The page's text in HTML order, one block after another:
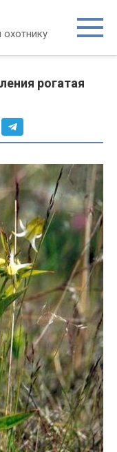
охотнику
рогатая